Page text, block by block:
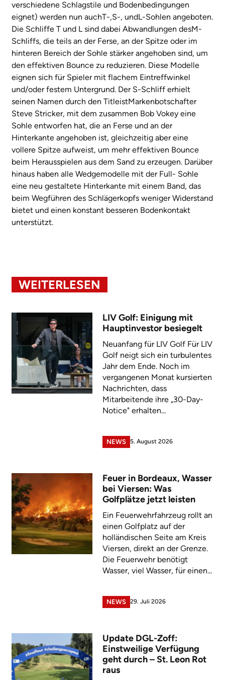
verschiedene Schlagstile und Bodenbedingungen
eignet) werden nun auchT-,S-, undL-Sohlen angeboten.
Die Schliffe T und L sind dabei Abwandlungen desM-
Schliffs, die teils an der Ferse, an der Spitze oder im
hinteren Bereich der Sohle stärker angehoben sind, um
den effektiven Bounce zu reduzieren. Diese Modelle
eignen sich für Spieler mit flachem Eintreffwinkel
und/oder festem Untergrund. Der S-Schliff erhielt
seinen Namen durch den TitleistMarkenbotschafter
Steve Stricker, mit dem zusammen Bob Vokey eine
Sohle entworfen hat, die an Ferse und an der
Hinterkante angehoben ist, gleichzeitig aber eine
vollere Spitze aufweist, um mehr effektiven Bounce
beim Herausspielen aus dem Sand zu erzeugen. Darüber
hinaus haben alle Wedgemodelle mit der Full- Sohle
eine neu gestaltete Hinterkante mit einem Band, das
beim Wegführen des Schlägerkopfs weniger Widerstand
bietet und einen konstant besseren Bodenkontakt
unterstützt.
WEITERLESEN
LIV Golf: Einigung mit
Hauptinvestor besiegelt
Neuanfang für LIV Golf Für LIV
Golf neigt sich ein turbulentes
Jahr dem Ende. Noch im
vergangenen Monat kursierten
Nachrichten, dass
Mitarbeitende ihre „30-Day-
Notice" erhalten...
NEWS 5. August 2026
Feuer in Bordeaux, Wasser
bei Viersen: Was
Golfplätze jetzt leisten
Ein Feuerwehrfahrzeug rollt an
einen Golfplatz auf der
holländischen Seite am Kreis
Viersen, direkt an der Grenze.
Die Feuerwehr benötigt
Wasser, viel Wasser, für einen...
NEWS 29. Juli 2026
Update DGL-Zoff:
Einstweilige Verfügung
geht durch – St. Leon Rot
raus